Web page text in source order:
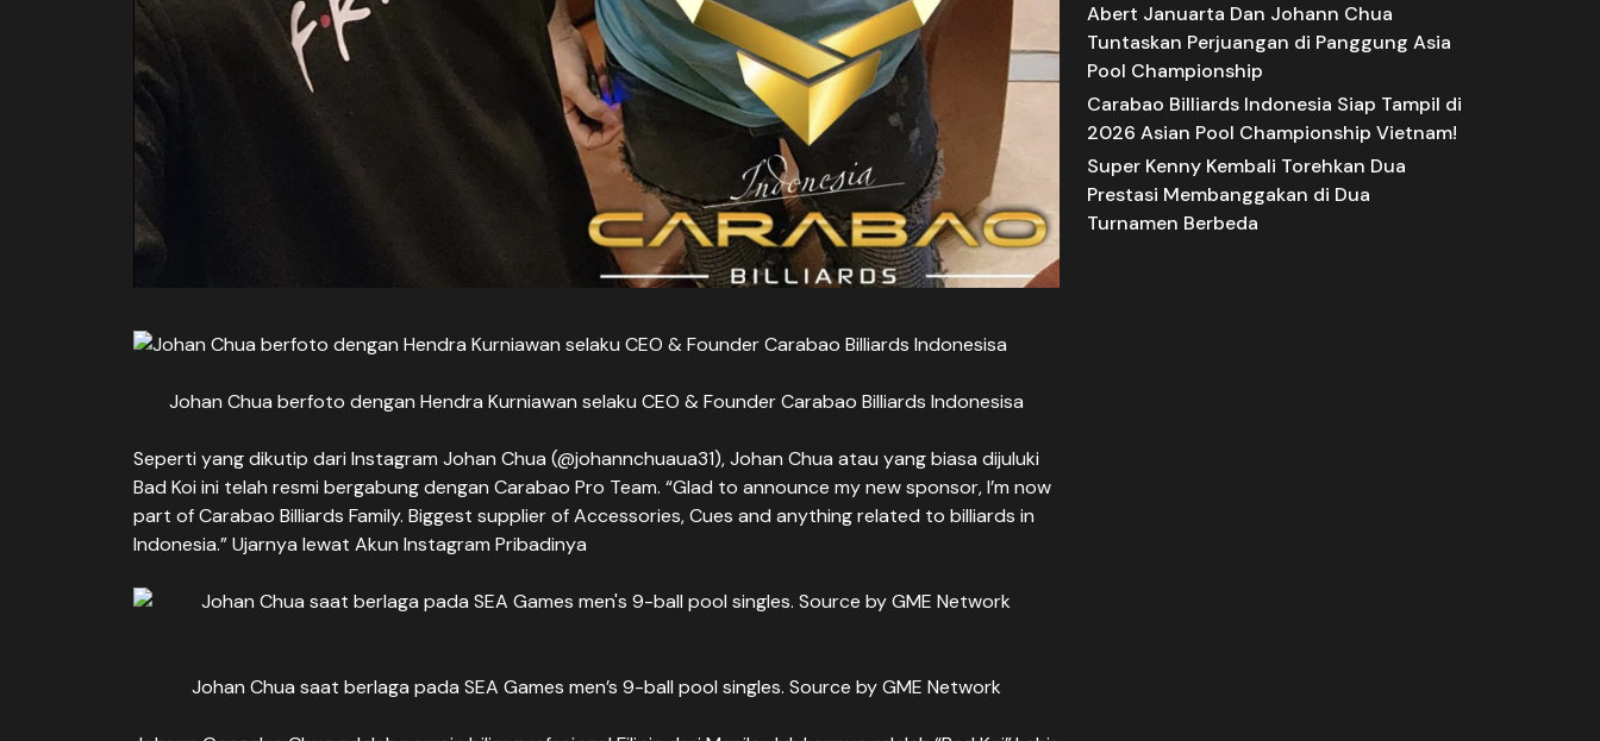
Johan Chua berfoto dengan Hendra Kurniawan selaku CEO & Founder Carabao Billiards Indonesisa
Seperti yang dikutip dari Instagram Johan Chua (@johannchuaua31), Johan Chua atau yang biasa dijuluki
Bad Koi ini telah resmi bergabung dengan Carabao Pro Team. “Glad to announce my new sponsor, I’m now
part of Carabao Billiards Family. Biggest supplier of Accessories, Cues and anything related to billiards in
Indonesia.” Ujarnya lewat Akun Instagram Pribadinya
Johan Chua saat berlaga pada SEA Games men’s 9-ball pool singles. Source by GME Network
Abert Januarta Dan Johann Chua
Tuntaskan Perjuangan di Panggung Asia
Pool Championship
Carabao Billiards Indonesia Siap Tampil di
2026 Asian Pool Championship Vietnam!
Super Kenny Kembali Torehkan Dua
Prestasi Membanggakan di Dua
Turnamen Berbeda